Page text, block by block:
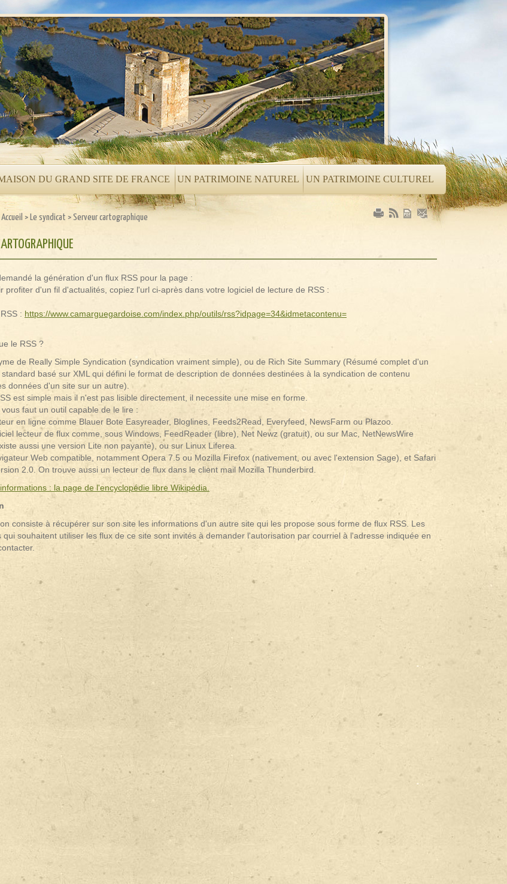
DU GRAND SITE DE FRANCE UN PATRIMOINE NATUREL UN PATRIMOINE CULTUREL
Accueil > Le syndicat > Serveur cartographique
la génération d'un flux RSS pour la page :
profiter d'un fil d'actualités, copiez l'url ci-après dans votre logiciel de lecture de RSS :
: https://www.camarguegardoise.com/index.php/outils/rss?idpage=34&idmetacontenu=
le RSS ?
de Really Simple Syndication (syndication vraiment simple), ou de Rich Site Summary (Résumé complet d'un
basé sur XML qui défini le format de description de données destinées à la syndication de contenu
données d'un site sur un autre).
est simple mais il n'est pas lisible directement, il necessite une mise en forme.
faut un outil capable de le lire :
en ligne comme Blauer Bote Easyreader, Bloglines, Feeds2Read, Everyfeed, NewsFarm ou Plazoo.
lecteur de flux comme, sous Windows, FeedReader (libre), Net Newz (gratuit), ou sur Mac, NetNewsWire
aussi une version Lite non payante), ou sur Linux Liferea.
Web compatible, notamment Opera 7.5 ou Mozilla Firefox (nativement, ou avec l'extension Sage), et Safari
2.0. On trouve aussi un lecteur de flux dans le client mail Mozilla Thunderbird.
: la page de l'encyclopédie libre Wikipédia.
consiste à récupérer sur son site les informations d'un autre site qui les propose sous forme de flux RSS. Les
qui souhaitent utiliser les flux de ce site sont invités à demander l'autorisation par courriel à l'adresse indiquée en